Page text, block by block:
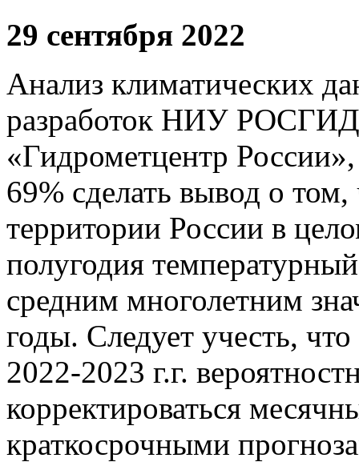
29 сентября 2022
Анализ климатических
разработок НИУ
«Гидрометцентр
69% сделать вывод о
территории России в
полугодия
средним многолетним
годы. Следует учесть,
2022-2023 г.г.
корректироваться
краткосрочными